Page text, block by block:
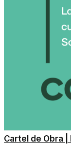
Cartel de Obra